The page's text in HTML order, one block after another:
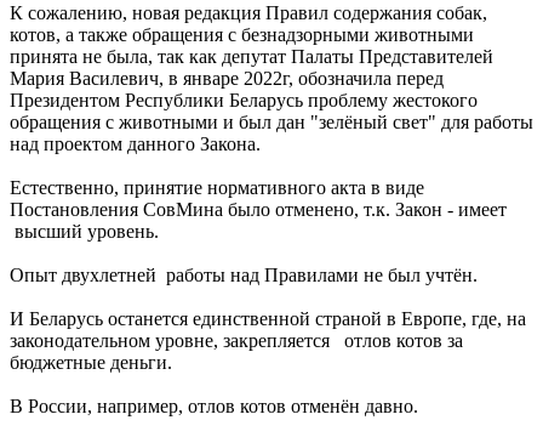
К сожалению, новая редакция Правил содержания собак,
котов, а также обращения с безнадзорными животными
принята не была, так как депутат Палаты Представителей
Мария Василевич, в январе 2022г, обозначила перед
Президентом Республики Беларусь проблему жестокого
обращения с животными и был дан "зелёный свет" для работы
над проектом данного Закона.
Естественно, принятие нормативного акта в виде
Постановления СовМина было отменено, т.к. Закон - имеет
высший уровень.
Опыт двухлетней работы над Правилами не был учтён.
И Беларусь останется единственной страной в Европе, где, на
законодательном уровне, закрепляется отлов котов за
бюджетные деньги.
В России, например, отлов котов отменён давно.